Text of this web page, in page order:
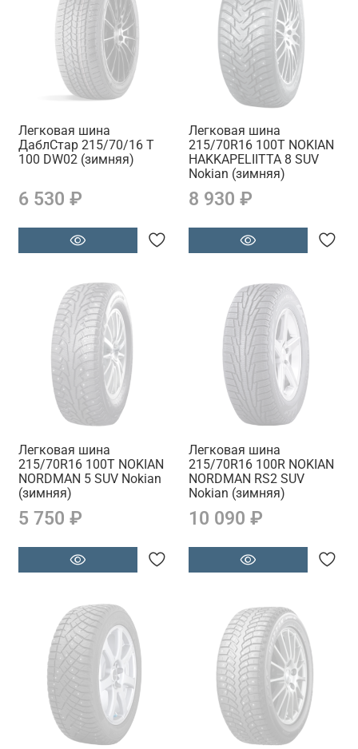
Легковая шина
ДаблСтар 215/70/16 T
100 DW02 (зимняя)
6 530 ₽
Легковая шина
215/70R16 100T NOKIAN
HAKKAPELIITTA 8 SUV
Nokian (зимняя)
8 930 ₽
Легковая шина
215/70R16 100T NOKIAN
NORDMAN 5 SUV Nokian
(зимняя)
5 750 ₽
Легковая шина
215/70R16 100R NOKIAN
NORDMAN RS2 SUV
Nokian (зимняя)
10 090 ₽